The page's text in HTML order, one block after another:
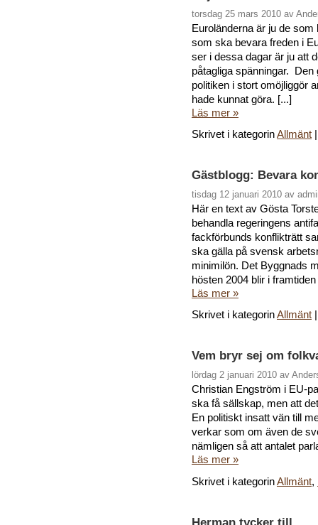
torsdag 25 mars 2010 av
Euroländerna är ju de
som ska bevara freden i
ser i dessa dagar är ju att
påtagliga spänningar.
politiken i stort omöjliggör
hade kunnat göra. [...]
Läs mer »
Skrivet i kategorinAllmänt
Gästblogg: Bevara
tisdag 12 januari 2010 av
Här en text av Gösta
behandla regeringens
fackförbunds konflikträtt
ska gälla på svensk
minimilön. Det Byggnads
hösten 2004 blir i
Läs mer »
Skrivet i kategorinAllmänt
Vem bryr sej om
lördag 2 januari 2010 av
Christian Engström i EU-
ska få sällskap, men att
En politiskt insatt vän till
verkar som om även de
nämligen så att antalet
Läs mer »
Skrivet i kategorinAllmänt,
Herman tycker till